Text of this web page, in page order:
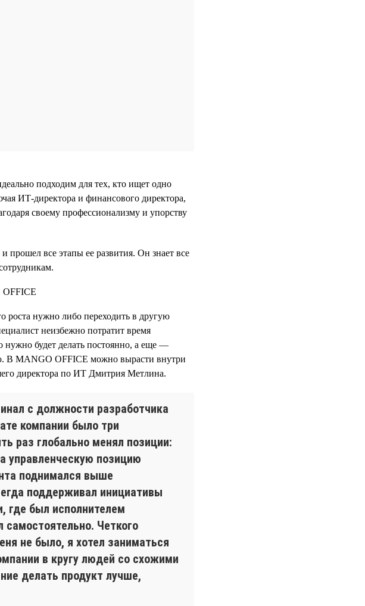
подходим для тех, кто ищет одно
ИТ-директора и финансового директора,
своему профессионализму и упорству
прошел все этапы ее развития. Он знает все
роста нужно либо переходить в другую
неизбежно потратит время
будет делать постоянно, а еще —
В MANGO OFFICE можно вырасти внутри
директора по ИТ Дмитрия Метлина.
с должности разработчика
компании было три
раз глобально менял позиции:
управленческую позицию
поднимался выше
поддерживал инициативы
где был исполнителем
Четкого
не было, я хотел заниматься
в кругу людей со схожими
делать продукт лучше,